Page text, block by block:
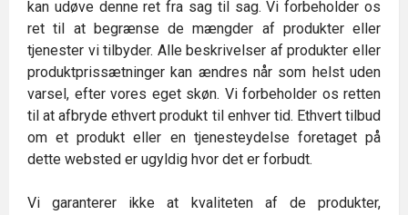
kan udøve denne ret fra sag til sag. Vi forbeholder os
ret til at begrænse de mængder af produkter eller
tjenester vi tilbyder. Alle beskrivelser af produkter eller
produktprissætninger kan ændres når som helst uden
varsel, efter vores eget skøn. Vi forbeholder os retten
til at afbryde ethvert produkt til enhver tid. Ethvert tilbud
om et produkt eller en tjenesteydelse foretaget på
dette websted er ugyldig hvor det er forbudt.
Vi garanterer ikke at kvaliteten af de produkter,